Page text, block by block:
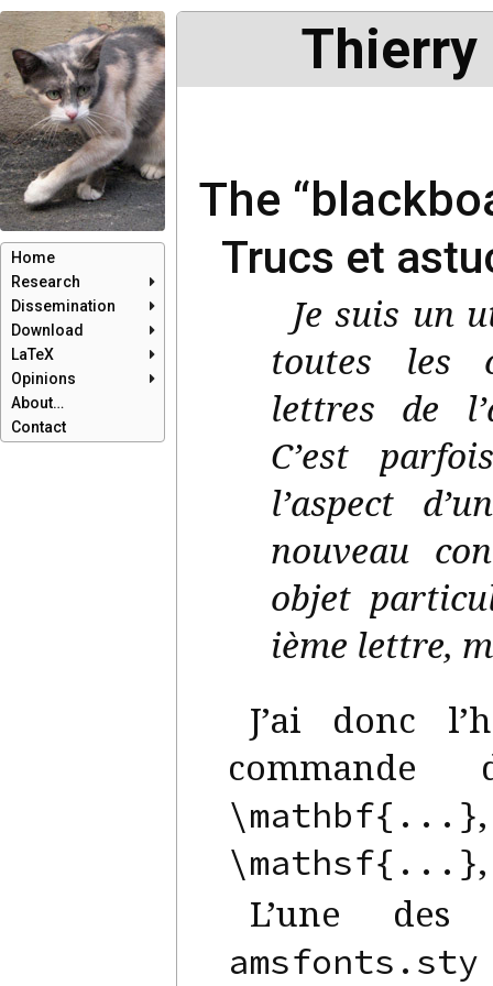
Home
Research
Dissemination
Download
LaTeX
Opinions
About…
Contact
Thierry
The
Trucs et
Je suis un
toutes les
lettres de
C’est
l’aspect
nouveau
objet
ième lettre,
J’ai donc
\mathbf{...}
\mathsf{...}
L’une des
amsfonts.sty